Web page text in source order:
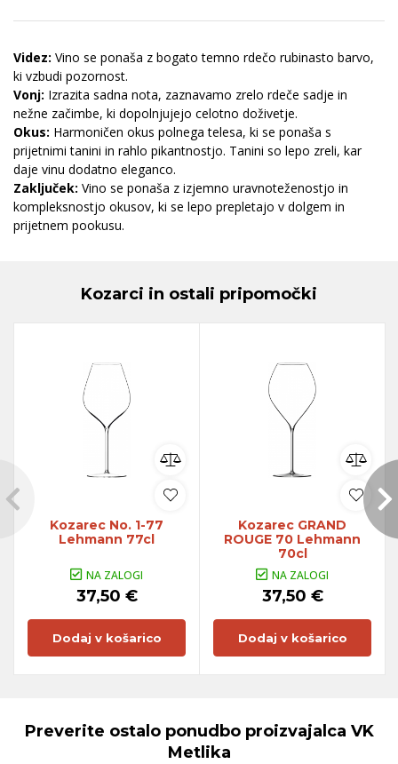
Videz: Vino se ponaša z bogato temno rdečo rubinasto barvo,
ki vzbudi pozornost.
Vonj: Izrazita sadna nota, zaznavamo zrelo rdeče sadje in
nežne začimbe, ki dopolnjujejo celotno doživetje.
Okus: Harmoničen okus polnega telesa, ki se ponaša s
prijetnimi tanini in rahlo pikantnostjo. Tanini so lepo zreli, kar
daje vinu dodatno eleganco.
Zaključek: Vino se ponaša z izjemno uravnoteženostjo in
kompleksnostjo okusov, ki se lepo prepletajo v dolgem in
prijetnem pookusu.
Kozarci in ostali pripomočki
Kozarec No. 1-77
Lehmann 77cl
NA ZALOGI
37,50 €
Dodaj v košarico
Kozarec GRAND
ROUGE 70 Lehmann
70cl
NA ZALOGI
37,50 €
Dodaj v košarico
Preverite ostalo ponudbo proizvajalca VK
Metlika